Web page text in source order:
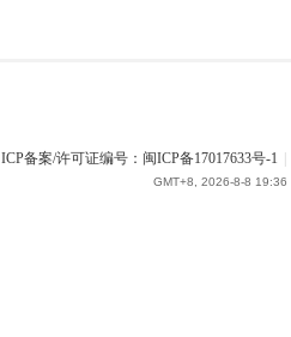
ICP备案/许可证编号：闽ICP备17017633号-1
GMT+8, 2026-8-8 19:36